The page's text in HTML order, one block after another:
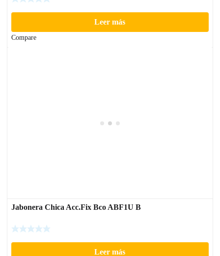
Leer más
Compare
Jabonera Chica Acc.Fix Bco ABF1U B
Leer más